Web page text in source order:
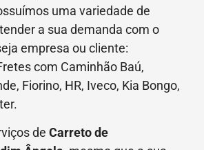
uma variedade de
a sua demanda com o
empresa ou cliente:
com Caminhão Baú,
Fiorino, HR, Iveco, Kia Bongo,
de Carreto de